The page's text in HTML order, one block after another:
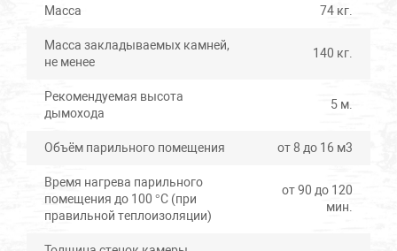
Масса 74 кг.
Масса закладываемых камней,
не менее
140 кг.
Рекомендуемая высота
дымохода
5 м.
Объём парильного помещения от 8 до 16 м3
Время нагрева парильного
помещения до 100 °С (при
правильной теплоизоляции)
от 90 до 120
мин.